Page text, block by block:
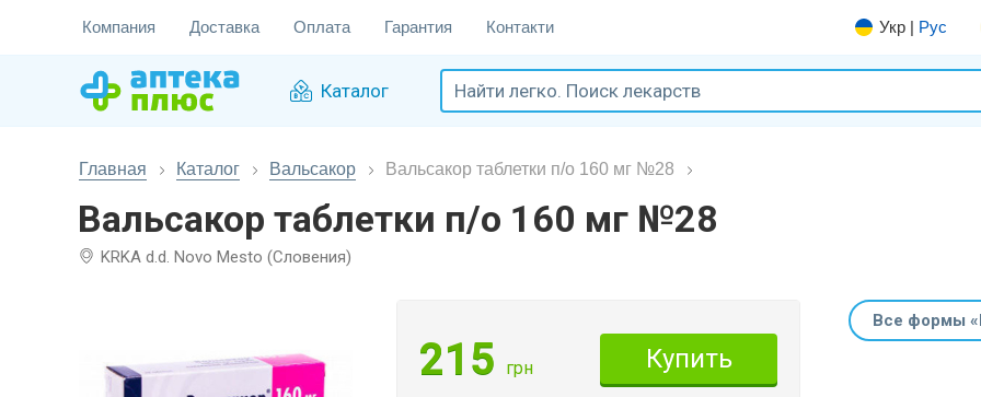
Компания Доставка Оплата Гарантия Контакти Укр | Рус
Каталог
Главная Каталог Вальсакор Вальсакор таблетки п/о 160 мг №28
Вальсакор таблетки п/о 160 мг №28
KRKA d.d. Novo Mesto (Словения)
215 грн Купить
Все формы